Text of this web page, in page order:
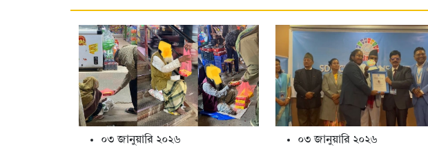
০৩ জানুয়ারি ২০২৬ ০৩ জানুয়ারি ২০২৬